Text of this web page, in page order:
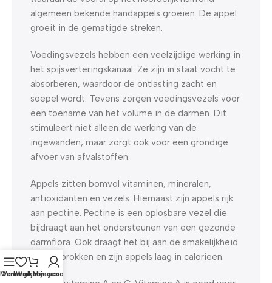
algemeen bekende handappels groeien. De appel
groeit in de gematigde streken.
Voedingsvezels hebben een veelzijdige werking in
het spijsverteringskanaal. Ze zijn in staat vocht te
absorberen, waardoor de ontlasting zacht en
soepel wordt. Tevens zorgen voedingsvezels voor
een toename van het volume in de darmen. Dit
stimuleert niet alleen de werking van de
ingewanden, maar zorgt ook voor een grondige
afvoer van afvalstoffen.
Appels zitten bomvol vitaminen, mineralen,
antioxidanten en vezels. Hiernaast zijn appels rijk
aan pectine. Pectine is een oplosbare vezel die
bijdraagt aan het ondersteunen van een gezonde
darmflora. Ook draagt het bij aan de smakelijkheid
van de brokken en zijn appels laag in calorieën.
Menu
Verlanglijst
Winkelwagen
Mijn account